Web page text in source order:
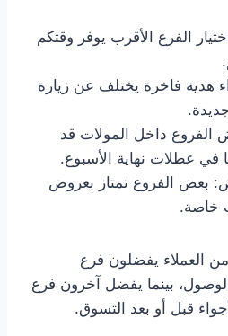
الفرع الأقرب يوفر وقتكم
هدية فاخرة يختلف عن زيارة
الفروع داخل المولات قد
في عطلات نهاية الأسبوع.
بعض الفروع تمتاز بعروض
خاصة.
العملاء يفضلون فرع
بينما يفضل آخرون فرع
قبل أو بعد التسوق.